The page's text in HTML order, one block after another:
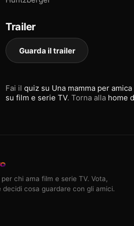
Trailer
Guarda il trailer
Fai il quiz su Una mamma per amica
su film e serie TV. Torna alla home
chi ama film e serie TV. Vota,
decidi cosa guardare con gli amici.